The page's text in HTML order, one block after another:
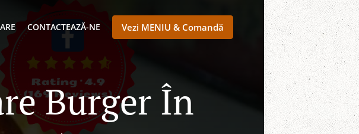
CONTACTEAZĂ-NE Vezi MENIU & Comandă
Burger În